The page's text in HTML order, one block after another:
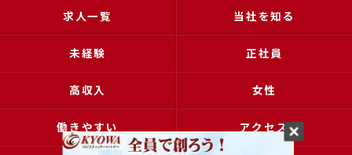
求人一覧 当社を知る
未経験 正社員
高収入 女性
働きやすい アクセス